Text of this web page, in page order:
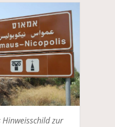
Hinweisschild zur